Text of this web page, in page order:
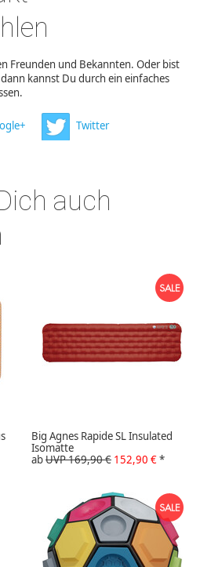
Freunden und Bekannten. Oder bist
kannst Du durch ein einfaches
Twitter
auch
Big Agnes Rapide SL Insulated
Isomatte
abUVP 169,90 € 152,90 €*